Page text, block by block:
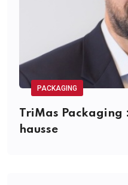
PACKAGING
TriMas Packaging
hausse